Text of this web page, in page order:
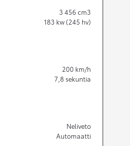
3 456 cm3
183 kw (245 hv)
200 km/h
7,8 sekuntia
Neliveto
Automaatti